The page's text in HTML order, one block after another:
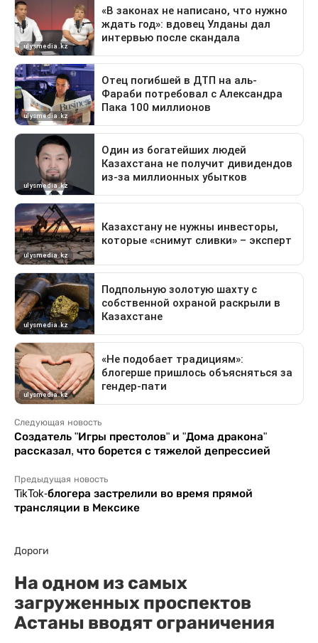
Следующая новость
Создатель "Игры престолов" и "Дома дракона"
рассказал, что борется с тяжелой депрессией
Предыдущая новость
TikTok-блогера застрелили во время прямой
трансляции в Мексике
Дороги
На одном из самых
загруженных проспектов
Астаны вводят ограничения